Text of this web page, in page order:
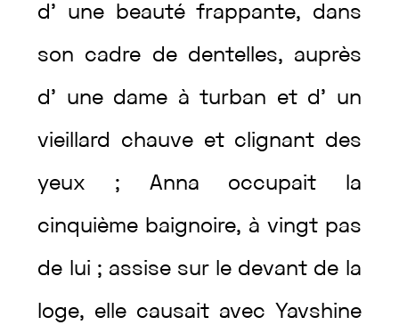
d’ une beautéfrappante, dans
son cadre de dentelles, auprès
d’ une dame àturban et d’ un
vieillard chauve et clignant des
yeux ; Anna occupait la
cinquième baignoire, à vingt pas
de lui ; assise sur le devant de la
loge, elle causait avec Yavshine